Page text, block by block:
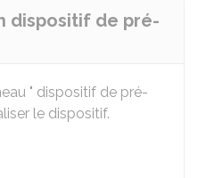
dispositif de pré-
" dispositif de pré-
le dispositif.